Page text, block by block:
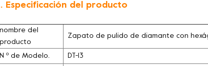
Especificación del producto
nombre del
producto
Zapato de pulido de diamante con
N º de Modelo. DT-13